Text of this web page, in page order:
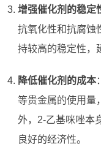
增强催化剂的稳定
抗氧化性和抗腐蚀
持较高的稳定性，
降低催化剂的成本
等贵金属的使用量
外，2-乙基咪唑本
良好的经济性。